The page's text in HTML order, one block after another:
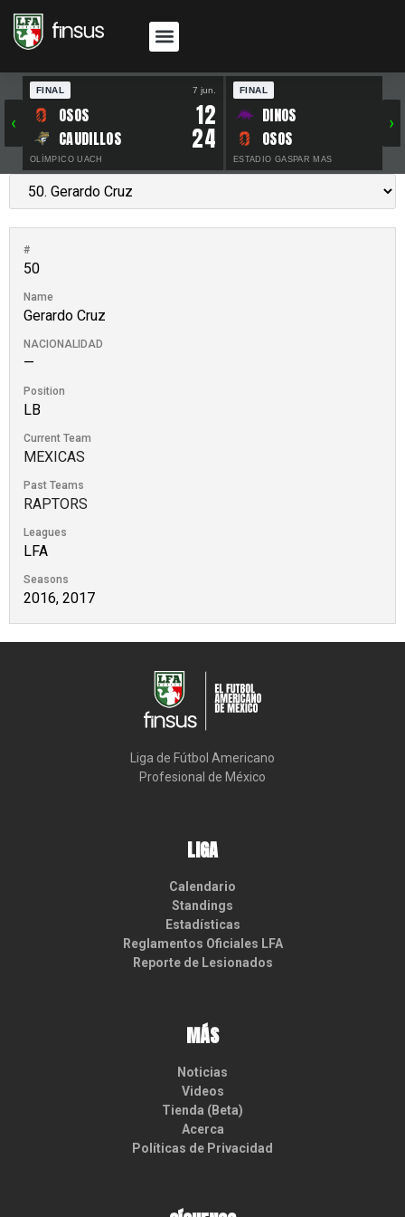
‹
FINAL 7 jun.
OSOS 12
CAUDILLOS 24
OLÍMPICO UACH
FINAL
DINOS
OSOS
ESTADIO GASPAR MAS
›
#
50
Name
Gerardo Cruz
NACIONALIDAD
—
Position
LB
Current Team
MEXICAS
Past Teams
RAPTORS
Leagues
LFA
Seasons
2016, 2017
Liga de Fútbol Americano
Profesional de México
LIGA
Calendario
Standings
Estadísticas
Reglamentos Oficiales LFA
Reporte de Lesionados
MÁS
Noticias
Videos
Tienda (Beta)
Acerca
Políticas de Privacidad